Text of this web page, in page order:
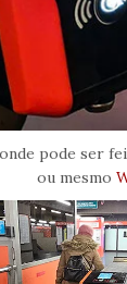
pode ser
ou mesmo